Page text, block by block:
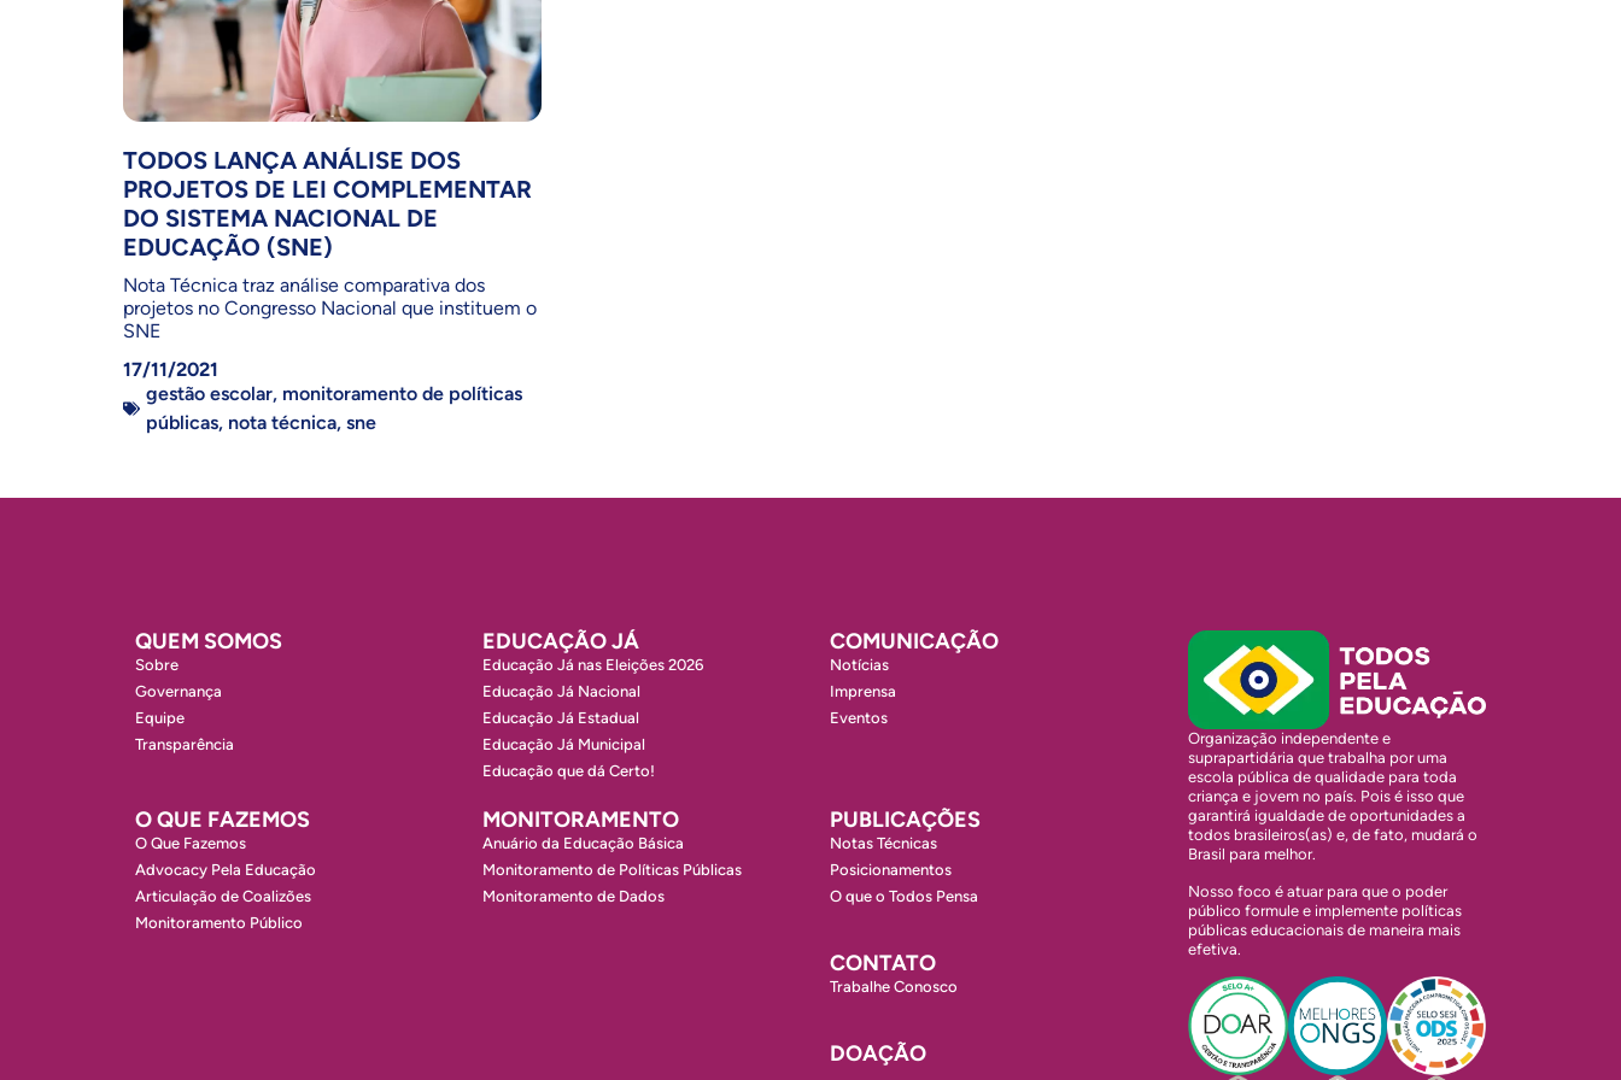
TODOS LANÇA ANÁLISE DOS
PROJETOS DE LEI COMPLEMENTAR
DO SISTEMA NACIONAL DE
EDUCAÇÃO (SNE)
Nota Técnica traz análise comparativa dos
projetos no Congresso Nacional que instituem o
SNE
17/11/2021
gestão escolar, monitoramento de políticas
públicas, nota técnica, sne
QUEM SOMOS
Sobre
Governança
Equipe
Transparência
EDUCAÇÃO JÁ
Educação Já nas Eleições 2026
Educação Já Nacional
Educação Já Estadual
Educação Já Municipal
Educação que dá Certo!
COMUNICAÇÃO
Notícias
Imprensa
Eventos
O QUE FAZEMOS
O Que Fazemos
Advocacy Pela Educação
Articulação de Coalizões
Monitoramento Público
MONITORAMENTO
Anuário da Educação Básica
Monitoramento de Políticas Públicas
Monitoramento de Dados
PUBLICAÇÕES
Notas Técnicas
Posicionamentos
O que o Todos Pensa
CONTATO
Trabalhe Conosco
DOAÇÃO
Organização independente e
suprapartidária que trabalha por uma
escola pública de qualidade para toda
criança e jovem no país. Pois é isso que
garantirá igualdade de oportunidades a
todos brasileiros(as) e, de fato, mudará o
Brasil para melhor.
Nosso foco é atuar para que o poder
público formule e implemente políticas
públicas educacionais de maneira mais
efetiva.